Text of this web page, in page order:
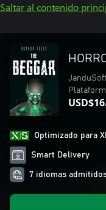
Saltar al contenido
JanduSoft
Optimizado para
Smart Delivery
7 idiomas